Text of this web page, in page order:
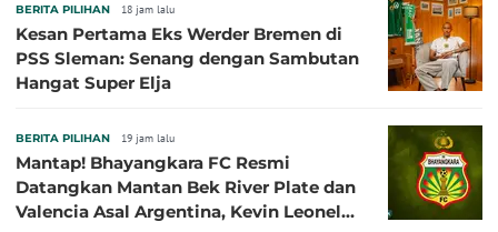
BERITA PILIHAN 18 jam lalu
Kesan Pertama Eks Werder Bremen di
PSS Sleman: Senang dengan Sambutan
Hangat Super Elja
BERITA PILIHAN 19 jam lalu
Mantap! Bhayangkara FC Resmi
Datangkan Mantan Bek River Plate dan
Valencia Asal Argentina, Kevin Leonel